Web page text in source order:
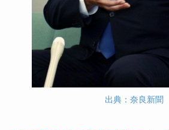
出典：奈良新聞